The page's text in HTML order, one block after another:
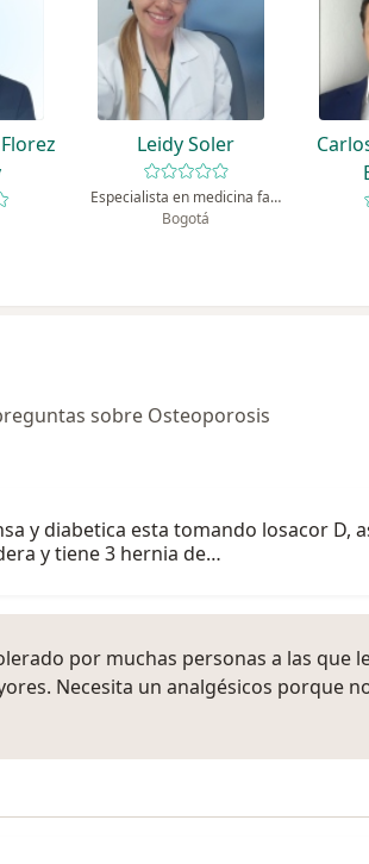
Leidy Soler
Especialista en medicina familiar
Bogotá
sobre Osteoporosis
y diabetica esta tomando losacor D,
y tiene 3 hernia de…
por muchas personas a las que
Necesita un analgésicos porque